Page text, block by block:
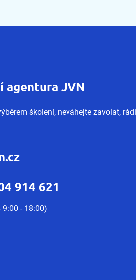
agentura JVN
školení, neváhejte zavolat, rádi
914 621
9:00 - 18:00)